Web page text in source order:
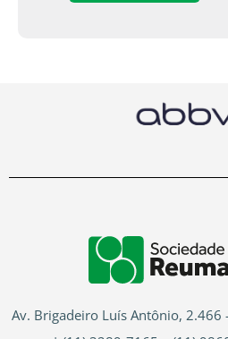
Av. Brigadeiro Luís Antônio, 2.466